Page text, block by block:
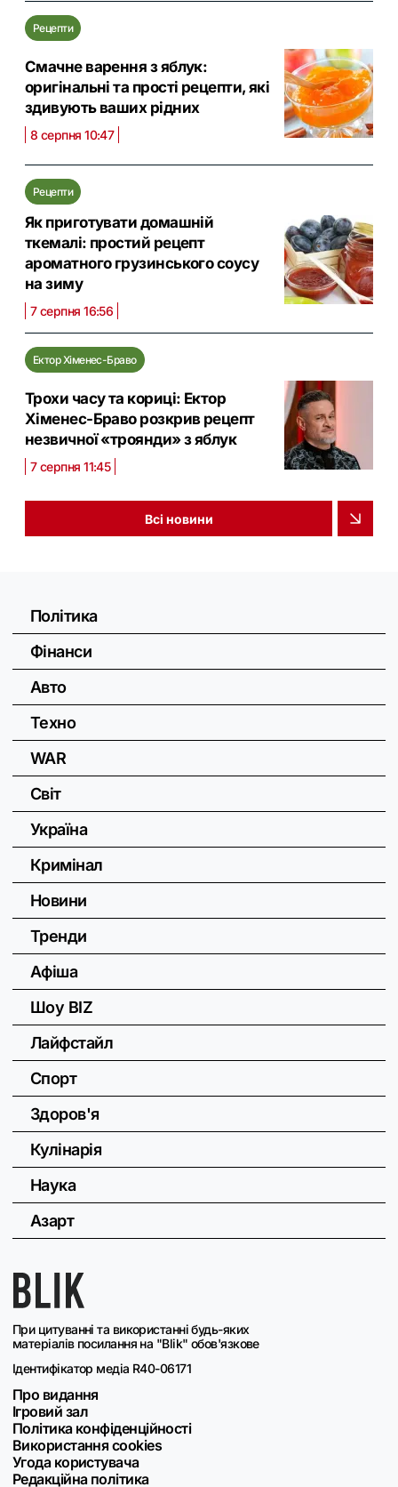
Рецепти
Смачне варення з яблук:
оригінальні та прості рецепти, які
здивують ваших рідних
8 серпня 10:47
Рецепти
Як приготувати домашній
ткемалі: простий рецепт
ароматного грузинського соусу
на зиму
7 серпня 16:56
Ектор Хіменес-Браво
Трохи часу та кориці: Ектор
Хіменес-Браво розкрив рецепт
незвичної «троянди» з яблук
7 серпня 11:45
Всі новини
При цитуванні та використанні будь-яких
матеріалів посилання на "Blik" обов'язкове
Ідентифікатор медіа R40-06171
Про видання
Ігровий зал
Політика конфіденційності
Використання cookies
Угода користувача
Редакційна політика
Політика
Фінанси
Авто
Техно
WAR
Світ
Україна
Кримінал
Новини
Тренди
Афіша
Шоу BIZ
Лайфстайл
Спорт
Здоров'я
Кулінарія
Наука
Азарт